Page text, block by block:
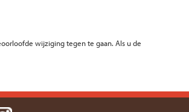
wijziging tegen te gaan. Als u de